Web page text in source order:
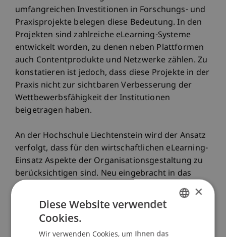
umfangreichen Investitionen in Forschungs- und
Praxisprojekte belegen diese Bedeutung. In den
Projekten sind zahlreiche eLearning-Systeme
entwickelt worden, zu denen neben Plattformen
auch Contentprodukte und Netzwerke zählen. Zu
konstatieren ist jedoch, dass diese Projekte in der
Praxis nicht zur sichtbaren Verbesserung der
Wettbewerbsfähigkeit der Institutionen
beigetragen haben.
An der Hochschule Liechtenstein wird der Ansatz
verfolgt, dass für den wirtschaftlichen eLearning-
Einsatz Aspekte der Organisationsgestaltung zu
berücksichtigen sind. Neu eingebracht in das
eLearning werden daher Themen wie
Referenzprozesse, Geschäftsmodelle,
Kompetenzentwicklung und
Budgetierungsprozesse. Auf der Grundlage einer
×
Diese Website verwendet
Cookies.
Wir verwenden Cookies, um Ihnen das